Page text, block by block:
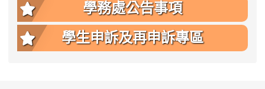
學務處公告事項
學生申訴及再申訴專區